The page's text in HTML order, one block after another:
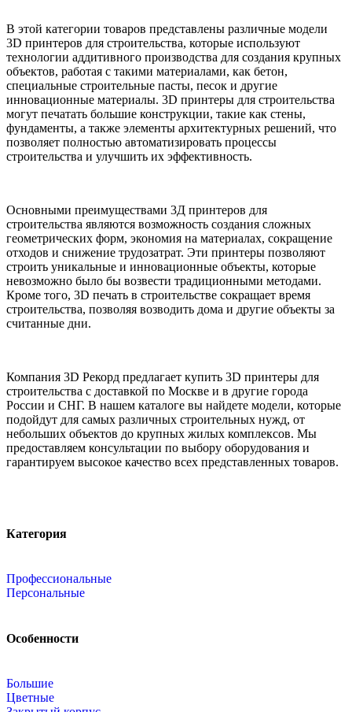
В этой категории товаров представлены различные модели
3D принтеров для строительства, которые используют
технологии аддитивного производства для создания крупных
объектов, работая с такими материалами, как бетон,
специальные строительные пасты, песок и другие
инновационные материалы. 3D принтеры для строительства
могут печатать большие конструкции, такие как стены,
фундаменты, а также элементы архитектурных решений, что
позволяет полностью автоматизировать процессы
строительства и улучшить их эффективность.
Основными преимуществами 3Д принтеров для
строительства являются возможность создания сложных
геометрических форм, экономия на материалах, сокращение
отходов и снижение трудозатрат. Эти принтеры позволяют
строить уникальные и инновационные объекты, которые
невозможно было бы возвести традиционными методами.
Кроме того, 3D печать в строительстве сокращает время
строительства, позволяя возводить дома и другие объекты за
считанные дни.
Компания 3D Рекорд предлагает купить 3D принтеры для
строительства с доставкой по Москве и в другие города
России и СНГ. В нашем каталоге вы найдете модели, которые
подойдут для самых различных строительных нужд, от
небольших объектов до крупных жилых комплексов. Мы
предоставляем консультации по выбору оборудования и
гарантируем высокое качество всех представленных товаров.
Категория
Профессиональные
Персональные
Особенности
Большие
Цветные